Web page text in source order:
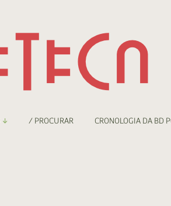
/ PROCURAR CRONOLOGIA DA BD